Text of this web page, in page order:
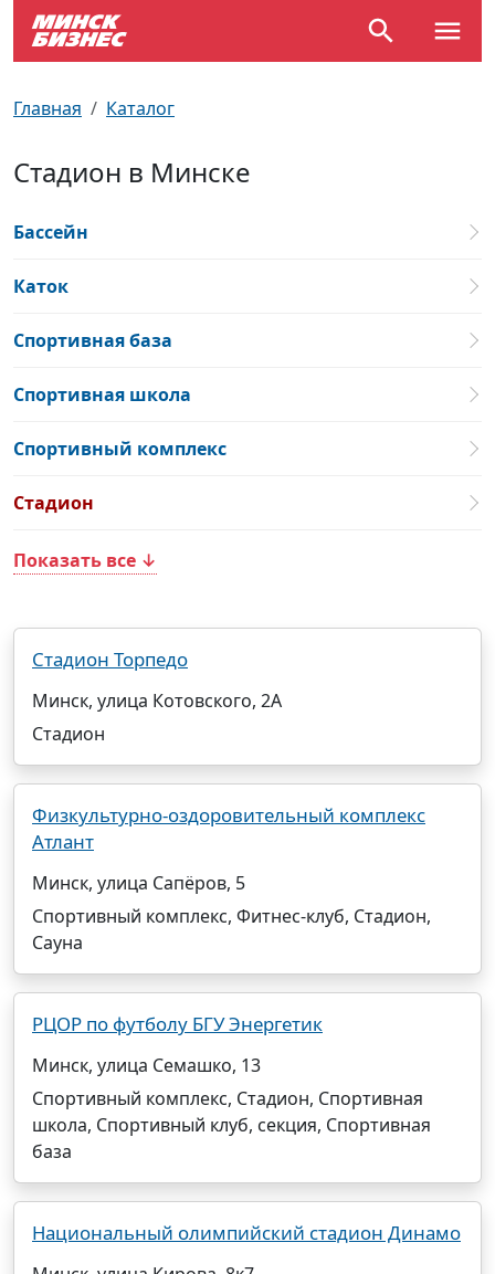
Главная Каталог
Стадион в Минске
Бассейн
Каток
Спортивная база
Спортивная школа
Спортивный комплекс
Стадион
Показать все ↓
Стадион Торпедо
Минск, улица Котовского, 2А
Стадион
Физкультурно-оздоровительный комплекс
Атлант
Минск, улица Сапёров, 5
Спортивный комплекс, Фитнес-клуб, Стадион,
Сауна
РЦОР по футболу БГУ Энергетик
Минск, улица Семашко, 13
Спортивный комплекс, Стадион, Спортивная
школа, Спортивный клуб, секция, Спортивная
база
Национальный олимпийский стадион Динамо